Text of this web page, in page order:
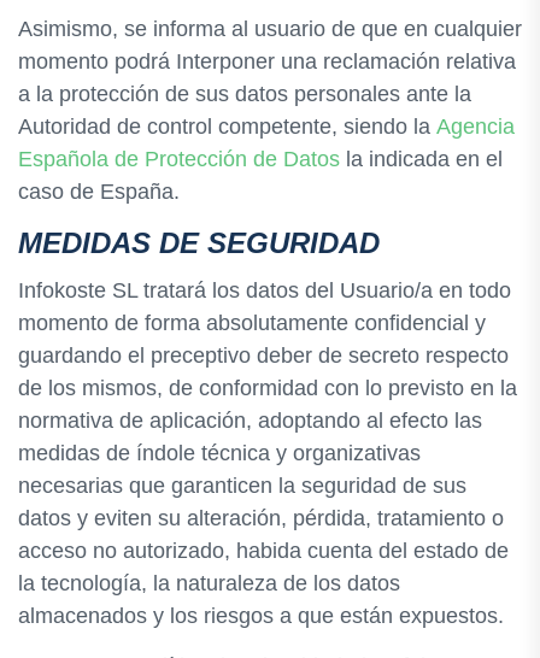
Asimismo, se informa al usuario de que en cualquier
momento podrá Interponer una reclamación relativa
a la protección de sus datos personales ante la
Autoridad de control competente, siendo la Agencia
Española de Protección de Datos la indicada en el
caso de España.
MEDIDAS DE SEGURIDAD
Infokoste SL tratará los datos del Usuario/a en todo
momento de forma absolutamente confidencial y
guardando el preceptivo deber de secreto respecto
de los mismos, de conformidad con lo previsto en la
normativa de aplicación, adoptando al efecto las
medidas de índole técnica y organizativas
necesarias que garanticen la seguridad de sus
datos y eviten su alteración, pérdida, tratamiento o
acceso no autorizado, habida cuenta del estado de
la tecnología, la naturaleza de los datos
almacenados y los riesgos a que están expuestos.